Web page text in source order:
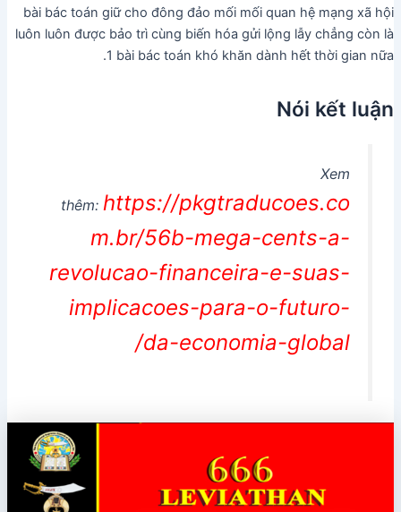
bài bác toán giữ cho đông đảo mối mối quan hệ mạng xã hội
luôn luôn được bảo trì cùng biến hóa gửi lộng lẫy chẳng còn là
1 bài bác toán khó khăn dành hết thời gian nữa.
Nói kết luận
Xem
thêm:https://pkgtraducoes.co
m.br/56b-mega-cents-a-
revolucao-financeira-e-suas-
implicacoes-para-o-futuro-
da-economia-global/